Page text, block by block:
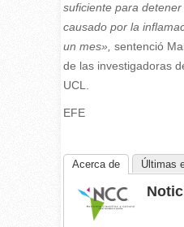
suficiente para
causado por la
un mes», sentenció
de las investigadoras
UCL.
EFE
Acerca de Últimas